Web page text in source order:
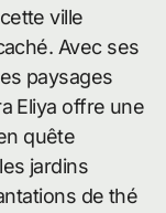
ville
Avec ses
paysages
Eliya offre une
quête
jardins
de thé